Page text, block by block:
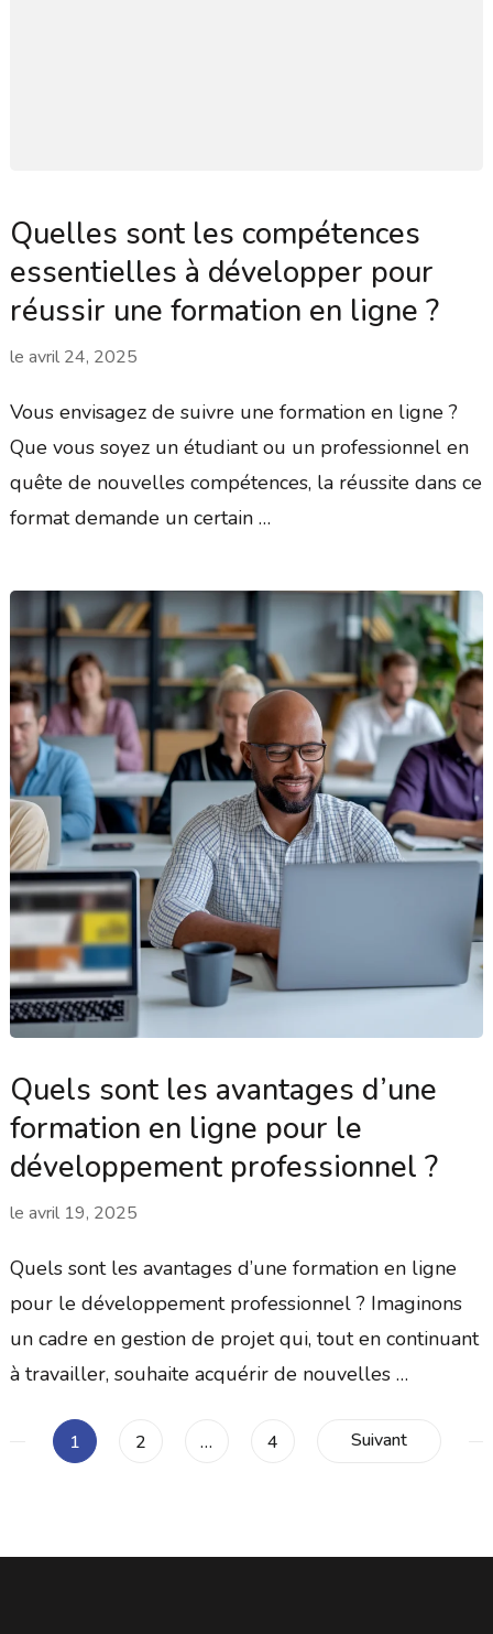
Quelles sont les compétences
essentielles à développer pour
réussir une formation en ligne ?
le avril 24, 2025
Vous envisagez de suivre une formation en ligne ?
Que vous soyez un étudiant ou un professionnel en
quête de nouvelles compétences, la réussite dans ce
format demande un certain …
Quels sont les avantages d’une
formation en ligne pour le
développement professionnel ?
le avril 19, 2025
Quels sont les avantages d’une formation en ligne
pour le développement professionnel ? Imaginons
un cadre en gestion de projet qui, tout en continuant
à travailler, souhaite acquérir de nouvelles …
Pagination
Page
1 Page
2 … Page
4 Suivant